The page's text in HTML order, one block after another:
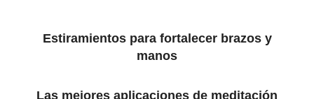
Estiramientos para fortalecer brazos y
manos
Las mejores aplicaciones de meditación